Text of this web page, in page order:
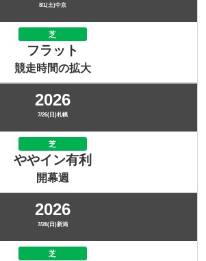
8/1(土)中京
芝
フラット
競走時間の拡大
2026
7/26(日)札幌
芝
ややイン有利
開幕週
2026
7/26(日)新潟
芝